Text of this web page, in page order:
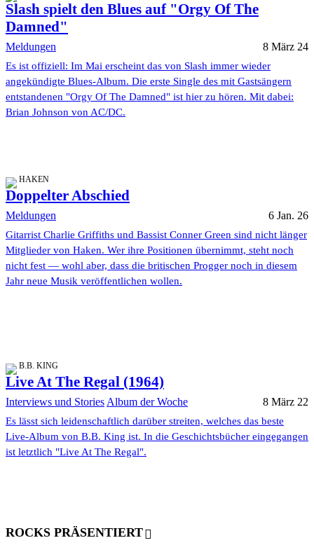
Slash spielt den Blues auf "Orgy Of The
Damned"
Meldungen 8 März 24
Es ist offiziell: Im Mai erscheint das von Slash immer wieder
angekündigte Blues-Album. Die erste Single des mit Gastsängern
entstandenen "Orgy Of The Damned" ist hier zu hören. Mit dabei:
Brian Johnson von AC/DC.
HAKEN
Doppelter Abschied
Meldungen 6 Jan. 26
Gitarrist Charlie Griffiths und Bassist Conner Green sind nicht länger
Mitglieder von Haken. Wer ihre Positionen übernimmt, steht noch
nicht fest — wohl aber, dass die britischen Progger noch in diesem
Jahr neue Musik veröffentlichen wollen.
B.B. KING
Live At The Regal (1964)
Interviews und StoriesAlbum der Woche 8 März 22
Es lässt sich leidenschaftlich darüber streiten, welches das beste
Live-Album von B.B. King ist. In die Geschichtsbücher eingegangen
ist letztlich "Live At The Regal".
ROCKS PRÄSENTIERT